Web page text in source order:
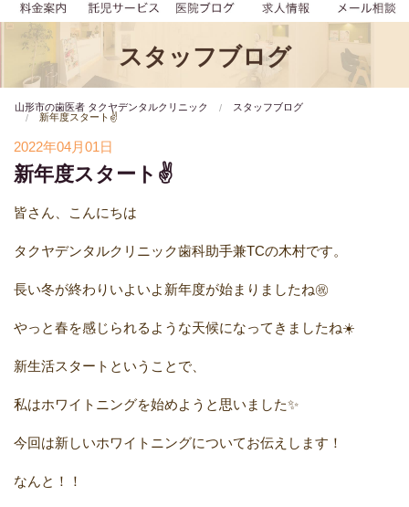
スタッフブログ
山形市の歯医者 タクヤデンタルクリニック
スタッフブログ
新年度スタート✌
2022年04月01日
新年度スタート✌
皆さん、こんにちは
タクヤデンタルクリニック歯科助手兼TCの木村です。
長い冬が終わりいよいよ新年度が始まりましたね㊗️︎︎
やっと春を感じられるような天候になってきましたね☀️
新生活スタートということで、
私はホワイトニングを始めようと思いました✨
今回は新しいホワイトニングについてお伝えします！
なんと！！